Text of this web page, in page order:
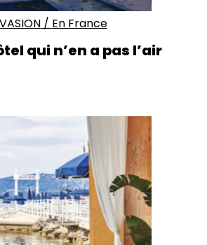
/ En France
qui n’en a pas l’air